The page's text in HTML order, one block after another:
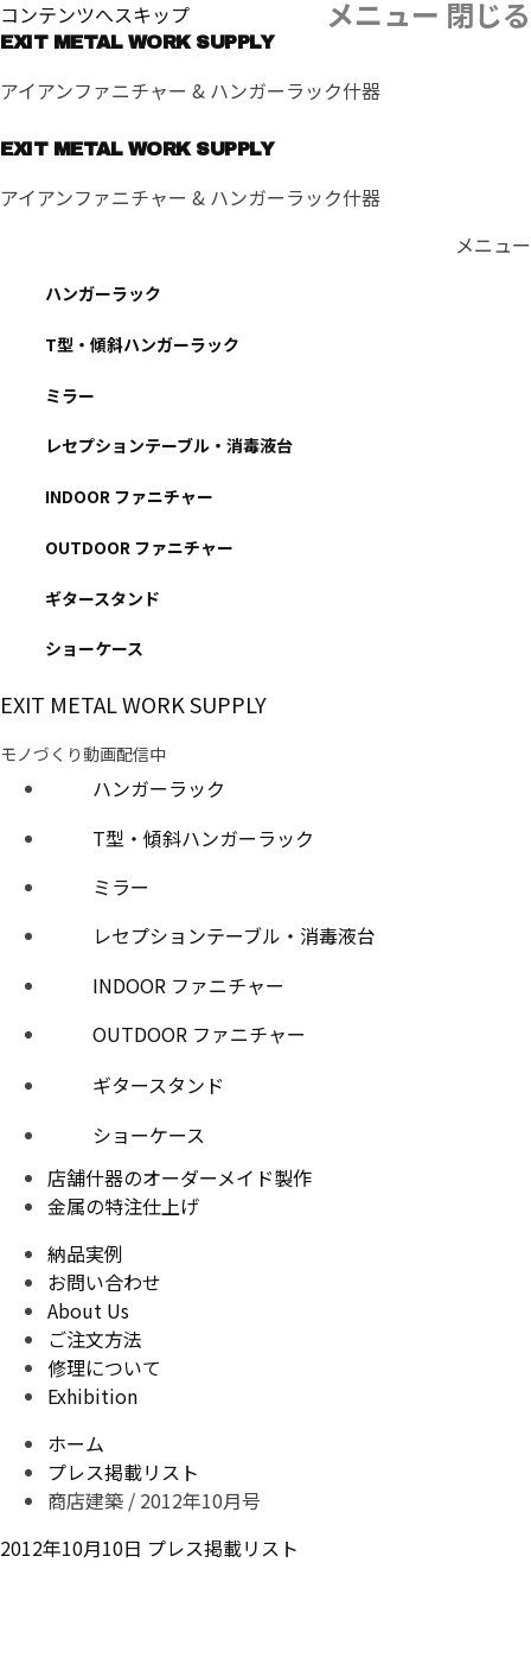
コンテンツへスキップ メニュー 閉じる
EXIT METAL WORK SUPPLY
アイアンファニチャー & ハンガーラック什器
EXIT METAL WORK SUPPLY
アイアンファニチャー & ハンガーラック什器
メニュー
ハンガーラック
T型・傾斜ハンガーラック
ミラー
レセプションテーブル・消毒液台
INDOOR ファニチャー
OUTDOOR ファニチャー
ギタースタンド
ショーケース
EXIT METAL WORK SUPPLY
モノづくり動画配信中
ハンガーラック
T型・傾斜ハンガーラック
ミラー
レセプションテーブル・消毒液台
INDOOR ファニチャー
OUTDOOR ファニチャー
ギタースタンド
ショーケース
店舗什器のオーダーメイド製作
金属の特注仕上げ
納品実例
お問い合わせ
About Us
ご注文方法
修理について
Exhibition
ホーム
プレス掲載リスト
商店建築 / 2012年10月号
2012年10月10日 プレス掲載リスト